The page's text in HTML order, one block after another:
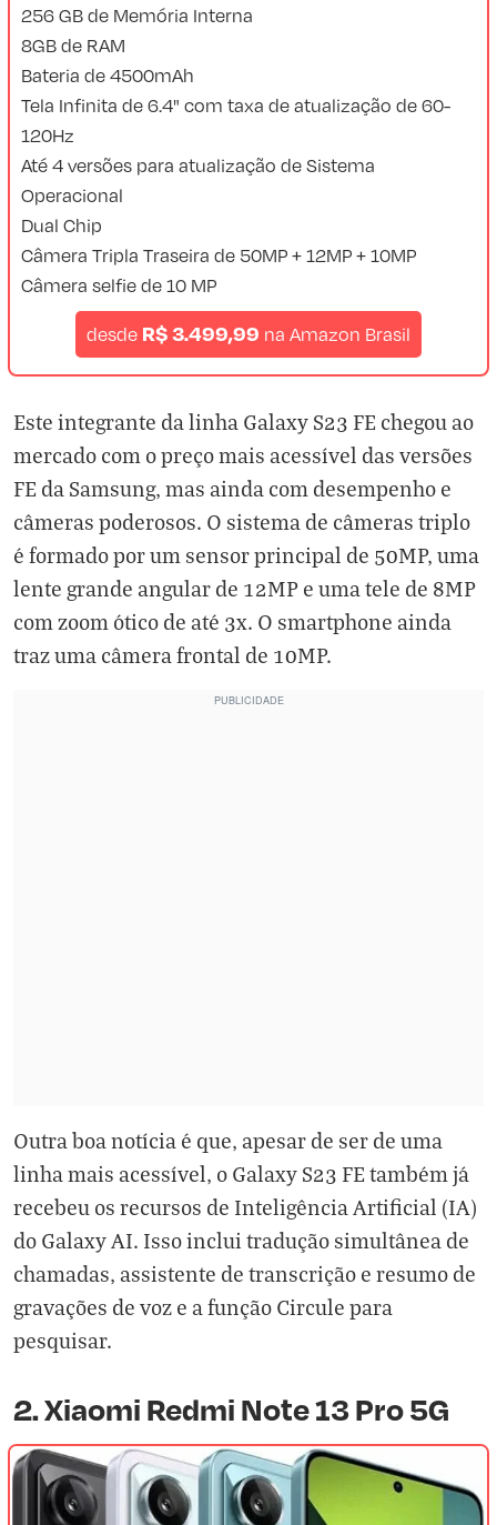
256 GB de Memória Interna
8GB de RAM
Bateria de 4500mAh
Tela Infinita de 6.4" com taxa de atualização de 60-
120Hz
Até 4 versões para atualização de Sistema
Operacional
Dual Chip
Câmera Tripla Traseira de 50MP + 12MP + 10MP
Câmera selfie de 10 MP
desde R$ 3.499,99 na Amazon Brasil
Este integrante da linha Galaxy S23 FE chegou ao
mercado com o preço mais acessível das versões
FE da Samsung, mas ainda com desempenho e
câmeras poderosos. O sistema de câmeras triplo
é formado por um sensor principal de 50MP, uma
lente grande angular de 12MP e uma tele de 8MP
com zoom ótico de até 3x. O smartphone ainda
traz uma câmera frontal de 10MP.
Outra boa notícia é que, apesar de ser de uma
linha mais acessível, o Galaxy S23 FE também já
recebeu os recursos de Inteligência Artificial (IA)
do Galaxy AI. Isso inclui tradução simultânea de
chamadas, assistente de transcrição e resumo de
gravações de voz e a função Circule para
pesquisar.
2. Xiaomi Redmi Note 13 Pro 5G